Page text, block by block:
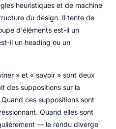
heuristiques et de machine
du design. Il tente de
d'éléments est-il un
il un heading ou un
» et « savoir » sont deux
des suppositions sur la
ces suppositions sont
Quand elles sont
— le rendu diverge